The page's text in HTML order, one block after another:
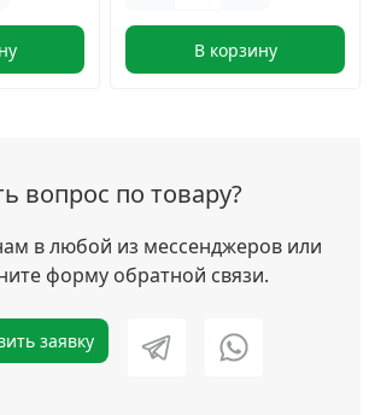
В корзину
вопрос по товару?
в любой из мессенджеров или
форму обратной связи.
заявку